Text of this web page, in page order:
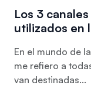
Los 3
utilizados en
En el mundo de
me refiero a
van destinadas...